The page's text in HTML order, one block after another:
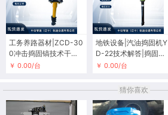
工务养路器材|ZCD-30
0冲击捣固镐技术干货|
功能
￥ 0.00/台
地铁设备|汽油捣固机Y
D-22技术解答|捣固镐|
价格
￥ 0.00/台
猜你喜欢